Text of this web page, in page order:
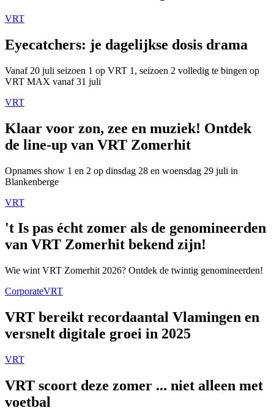
VRT
Eyecatchers: je dagelijkse dosis drama
Vanaf 20 juli seizoen 1 op VRT 1, seizoen 2 volledig te bingen op
VRT MAX vanaf 31 juli
VRT
Klaar voor zon, zee en muziek! Ontdek
de line-up van VRT Zomerhit
Opnames show 1 en 2 op dinsdag 28 en woensdag 29 juli in
Blankenberge
VRT
't Is pas écht zomer als de genomineerden
van VRT Zomerhit bekend zijn!
Wie wint VRT Zomerhit 2026? Ontdek de twintig genomineerden!
CorporateVRT
VRT bereikt recordaantal Vlamingen en
versnelt digitale groei in 2025
VRT
VRT scoort deze zomer ... niet alleen met
voetbal